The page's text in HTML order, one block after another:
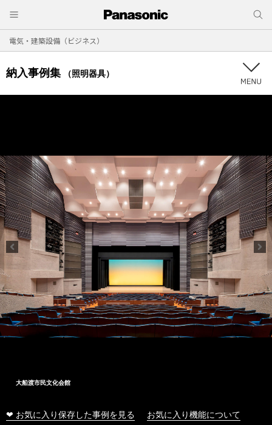
電気・建築設備（ビジネス）
納入事例集 （照明器具）
大船渡市民文化会館
❤ お気に入り保存した事例を見る お気に入り機能について